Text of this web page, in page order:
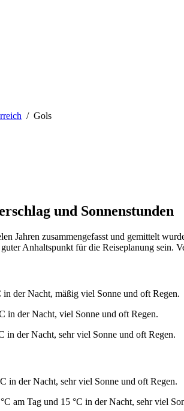
/ Gols
und Sonnenstunden
Jahren zusammengefasst und gemittelt
Anhaltspunkt für die Reiseplanung sein.
in der Nacht, mäßig viel Sonne und oft Regen.
in der Nacht, viel Sonne und oft Regen.
in der Nacht, sehr viel Sonne und oft Regen.
in der Nacht, sehr viel Sonne und oft Regen.
am Tag und 15 °C in der Nacht, sehr viel